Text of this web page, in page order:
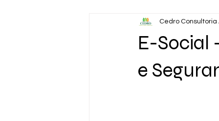
E-Social
e
Cedro